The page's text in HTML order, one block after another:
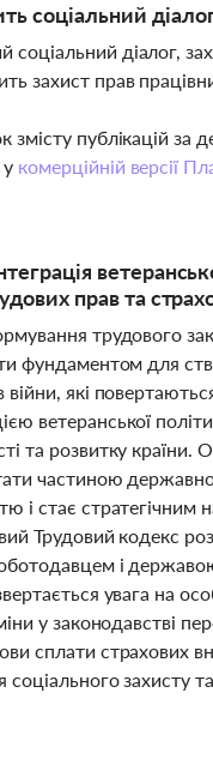
соціальний
діалог,
захист прав
публікацій
комерційній версії
прав та
трудового
фундаментом для
які
ветеранської
розвитку країни.
частиною
і стає
Трудовий кодекс
і
увага на
у законодавстві
сплати страхових
захисту